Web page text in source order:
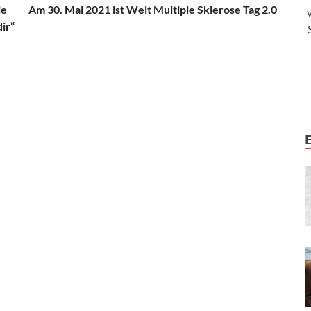
Am 30. Mai 2021 ist Welt Multiple Sklerose Tag 2.0